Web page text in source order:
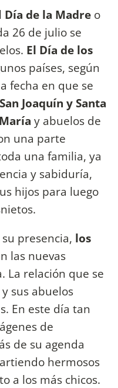
Día de la Madre o
26 de julio se
El Día de los
países, según
fecha en que se
San Joaquín y Santa
y abuelos de
una parte
una familia, ya
y sabiduría,
hijos para luego
presencia, los
las nuevas
La relación que se
sus abuelos
En este día tan
de
de su agenda
hermosos
a los más chicos.